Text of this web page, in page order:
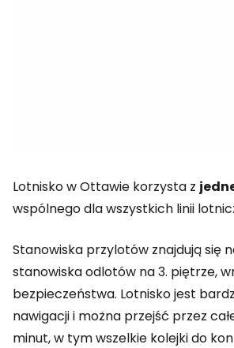
Lotnisko w Ottawie korzysta z
wspólnego dla wszystkich linii
Stanowiska przylotów znajdują się
stanowiska odlotów na 3. piętrze,
bezpieczeństwa. Lotnisko jest
nawigacji i można przejść przez
minut, w tym wszelkie kolejki do